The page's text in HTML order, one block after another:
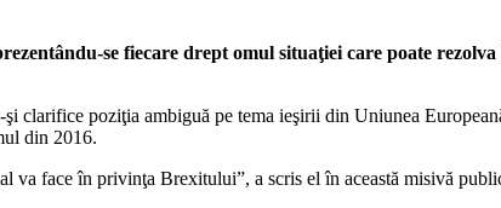
se fiecare drept omul situaţiei care poate
clarifice poziţia ambiguă pe tema ieşirii din Uniunea
din 2016.
face în privinţa Brexitului”, a scris el în această misivă